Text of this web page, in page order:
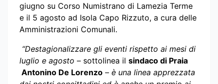
giugno su Corso Numistrano di Lamezia Terme
e il 5 agosto ad Isola Capo Rizzuto, a cura delle
Amministrazioni Comunali.
“Destagionalizzare gli eventi rispetto ai mesi di
luglio e agosto – sottolinea il sindaco di Praia
Antonino De Lorenzo – è una linea apprezzata